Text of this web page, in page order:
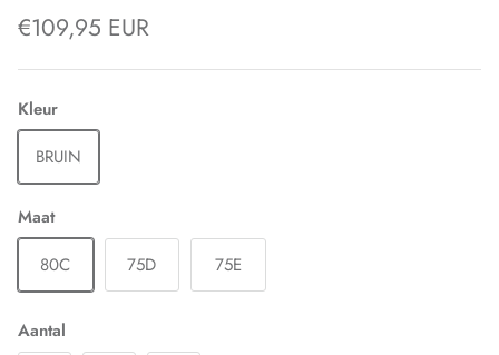
€109,95 EUR
Kleur
BRUIN
Maat
80C
75D 75E
Aantal